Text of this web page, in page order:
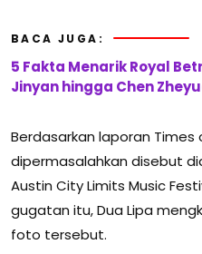
BACA JUGA:
5 Fakta Menarik Royal
Jinyan hingga Chen
Berdasarkan laporan
dipermasalahkan disebut
Austin City Limits Music
gugatan itu, Dua Lipa
foto tersebut.